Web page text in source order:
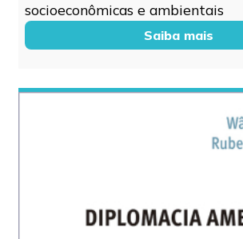
socioeconômicas e ambientais
Saiba mais